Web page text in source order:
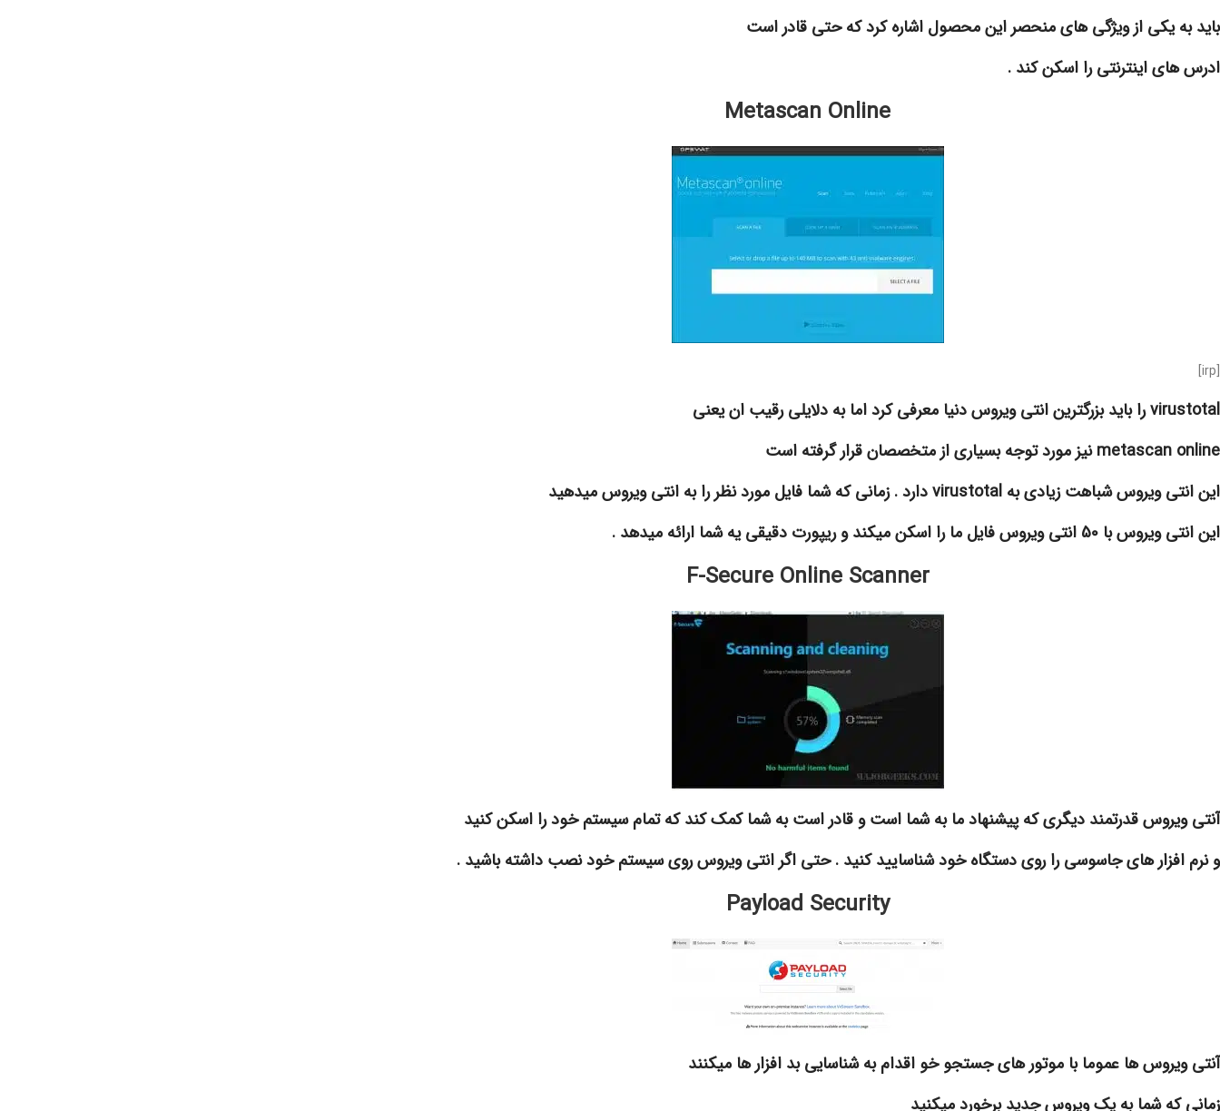
باید به یکی از ویژگی های منحصر این محصول اشاره کرد که حتی قادر است
ادرس های اینترنتی را اسکن کند .
Metascan Online
[irp]
virustotal را باید بزرگترین انتی ویروس دنیا معرفی کرد اما به دلایلی رقیب ان یعنی
metascan online نیز مورد توجه بسیاری از متخصصان قرار گرفته است
این انتی ویروس شباهت زیادی به virustotal دارد . زمانی که شما فایل مورد نظر را به انتی ویروس میدهید
این انتی ویروس با 50 انتی ویروس فایل ما را اسکن میکند و ریپورت دقیقی یه شما ارائه میدهد .
F-Secure Online Scanner
آنتی ویروس قدرتمند دیگری که پیشنهاد ما به شما است و قادر است به شما کمک کند که تمام سیستم خود را اسکن کنید
و نرم افزار های جاسوسی را روی دستگاه خود شناسایید کنید . حتی اگر انتی ویروس روی سیستم خود نصب داشته باشید .
Payload Security
آنتی ویروس ها عموما با موتور های جستجو خو اقدام به شناسایی بد افزار ها میکنند
زمانی که شما به یک ویروس جدید برخورد میکنید